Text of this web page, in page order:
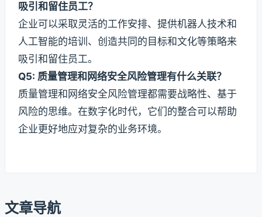
吸引和留住员工？
企业可以采取灵活的工作安排、提供机器人技术和
人工智能的培训、创造共同的目标和文化等策略来
吸引和留住员工。
Q5: 质量管理和网络安全风险管理有什么关联？
质量管理和网络安全风险管理都需要战略性、基于
风险的思维。在数字化时代，它们的整合可以帮助
企业更好地应对复杂的业务环境。
文章导航